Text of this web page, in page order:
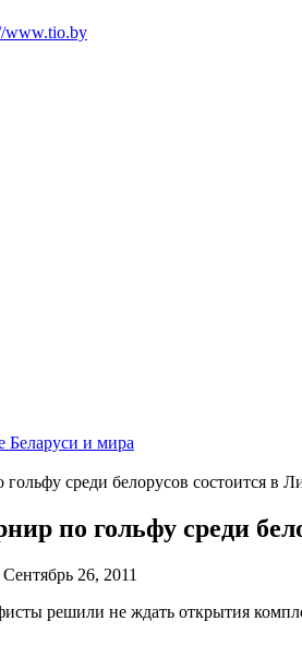
Беларуси и мира
среди белорусов состоится в
по гольфу среди
Сентябрь 26, 2011
решили не ждать открытия